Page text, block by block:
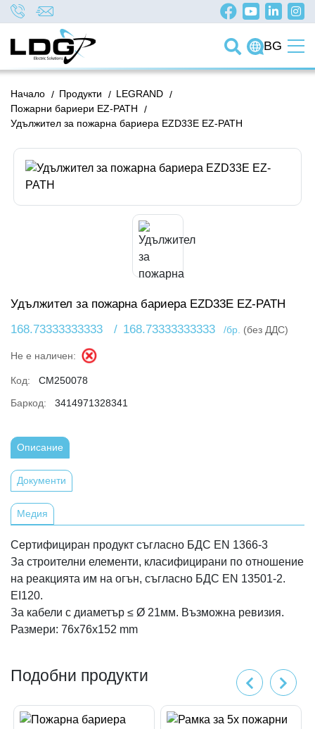
BG
/
Начало /
Продукти /
LEGRAND
/
Пожарни бариери EZ-PATH
Удължител за пожарна бариера EZD33E EZ-PATH
Удължител за пожарна бариера EZD33E EZ-PATH
168.73333333333
/
168.73333333333 /бр. (без ДДС)
Не е наличен:
Код:
CM250078
Баркод:
3414971328341
Описание
Документи
Медия
Сертифициран продукт съгласно БДС EN 1366-3
За строителни елементи, класифицирани по отношение
на реакцията им на огън, съгласно БДС EN 13501-2.
EI120.
За кабели с диаметър ≤ Ø 21мм. Възможна ревизия.
Размери: 76x76x152 mm
Подобни продукти